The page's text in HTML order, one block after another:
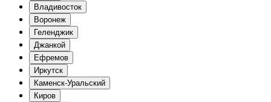
Владивосток
Воронеж
Геленджик
Джанкой
Ефремов
Иркутск
Каменск-Уральский
Киров